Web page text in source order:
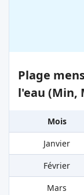
Plage
l'eau (Min,
Mois
Janvier
Février
Mars